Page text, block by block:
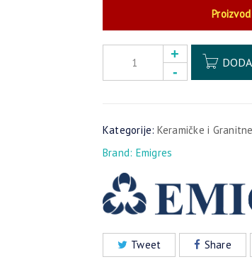
Kategorije: Keramičke i
Brand: Emigres
Tweet Share